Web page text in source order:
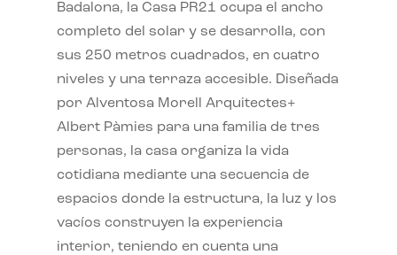
Badalona, la Casa PR21 ocupa el ancho
completo del solar y se desarrolla, con
sus 250 metros cuadrados, en cuatro
niveles y una terraza accesible. Diseñada
por Alventosa Morell Arquitectes+
Albert Pàmies para una familia de tres
personas, la casa organiza la vida
cotidiana mediante una secuencia de
espacios donde la estructura, la luz y los
vacíos construyen la experiencia
interior, teniendo en cuenta una